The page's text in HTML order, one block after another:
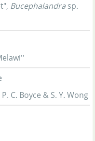
Bucephalandra sp.
C. Boyce & S. Y. Wong